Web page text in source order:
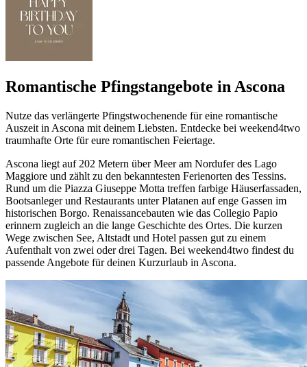
Romantische Pfingstangebote in Ascona
Nutze das verlängerte Pfingstwochenende für eine romantische
Auszeit in Ascona mit deinem Liebsten. Entdecke bei weekend4two
traumhafte Orte für eure romantischen Feiertage.
Ascona liegt auf 202 Metern über Meer am Nordufer des Lago
Maggiore und zählt zu den bekanntesten Ferienorten des Tessins.
Rund um die Piazza Giuseppe Motta treffen farbige Häuserfassaden,
Bootsanleger und Restaurants unter Platanen auf enge Gassen im
historischen Borgo. Renaissancebauten wie das Collegio Papio
erinnern zugleich an die lange Geschichte des Ortes. Die kurzen
Wege zwischen See, Altstadt und Hotel passen gut zu einem
Aufenthalt von zwei oder drei Tagen. Bei weekend4two findest du
passende Angebote für deinen Kurzurlaub in Ascona.